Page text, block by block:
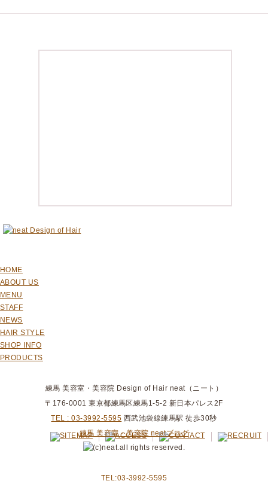
HOME
ABOUT US
MENU
STAFF
NEWS
HAIR STYLE
SHOP INFO
PRODUCTS
練馬 美容室・美容院 Design of Hair neat（ニート）
〒176-0001 東京都練馬区練馬1-5-2 新日本パレス2F
TEL : 03-3992-5595 西武池袋線練馬駅 徒歩30秒
練馬 美容室・美容院 neatブログ
TEL:03-3992-5595